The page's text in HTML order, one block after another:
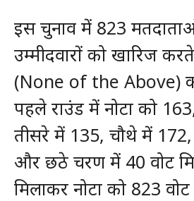
इस चुनाव में 823
उम्मीदवारों को खारिज
(None of the Above)
पहले राउंड में नोटा को
तीसरे में 135, चौथे में
और छठे चरण में 40 वोट
मिलाकर नोटा को 823 वोट